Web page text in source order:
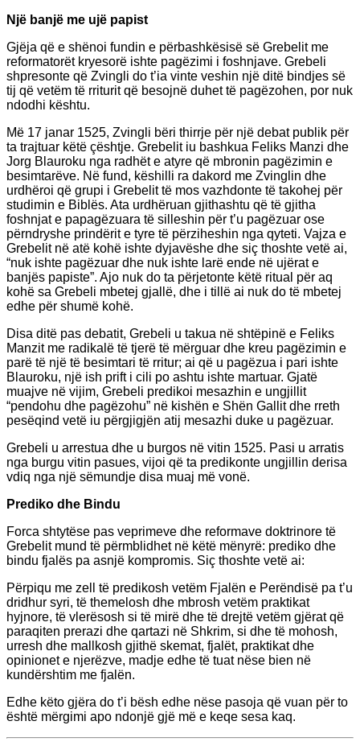
Një banjë me ujë papist
Gjëja që e shënoi fundin e përbashkësisë së Grebelit me
reformatorët kryesorë ishte pagëzimi i foshnjave. Grebeli
shpresonte që Zvingli do t’ia vinte veshin një ditë bindjes së
tij që vetëm të rriturit që besojnë duhet të pagëzohen, por nuk
ndodhi kështu.
Më 17 janar 1525, Zvingli bëri thirrje për një debat publik për
ta trajtuar këtë çështje. Grebelit iu bashkua Feliks Manzi dhe
Jorg Blauroku nga radhët e atyre që mbronin pagëzimin e
besimtarëve. Në fund, këshilli ra dakord me Zvinglin dhe
urdhëroi që grupi i Grebelit të mos vazhdonte të takohej për
studimin e Biblës. Ata urdhëruan gjithashtu që të gjitha
foshnjat e papagëzuara të silleshin për t’u pagëzuar ose
përndryshe prindërit e tyre të përziheshin nga qyteti. Vajza e
Grebelit në atë kohë ishte dyjavëshe dhe siç thoshte vetë ai,
“nuk ishte pagëzuar dhe nuk ishte larë ende në ujërat e
banjës papiste”. Ajo nuk do ta përjetonte këtë ritual për aq
kohë sa Grebeli mbetej gjallë, dhe i tillë ai nuk do të mbetej
edhe për shumë kohë.
Disa ditë pas debatit, Grebeli u takua në shtëpinë e Feliks
Manzit me radikalë të tjerë të mërguar dhe kreu pagëzimin e
parë të një të besimtari të rritur; ai që u pagëzua i pari ishte
Blauroku, një ish prift i cili po ashtu ishte martuar. Gjatë
muajve në vijim, Grebeli predikoi mesazhin e ungjillit
“pendohu dhe pagëzohu” në kishën e Shën Gallit dhe rreth
pesëqind vetë iu përgjigjën atij mesazhi duke u pagëzuar.
Grebeli u arrestua dhe u burgos në vitin 1525. Pasi u arratis
nga burgu vitin pasues, vijoi që ta predikonte ungjillin derisa
vdiq nga një sëmundje disa muaj më vonë.
Prediko dhe Bindu
Forca shtytëse pas veprimeve dhe reformave doktrinore të
Grebelit mund të përmblidhet në këtë mënyrë: prediko dhe
bindu fjalës pa asnjë kompromis. Siç thoshte vetë ai:
Përpiqu me zell të predikosh vetëm Fjalën e Perëndisë pa t’u
dridhur syri, të themelosh dhe mbrosh vetëm praktikat
hyjnore, të vlerësosh si të mirë dhe të drejtë vetëm gjërat që
paraqiten prerazi dhe qartazi në Shkrim, si dhe të mohosh,
urresh dhe mallkosh gjithë skemat, fjalët, praktikat dhe
opinionet e njerëzve, madje edhe të tuat nëse bien në
kundërshtim me fjalën.
Edhe këto gjëra do t’i bësh edhe nëse pasoja që vuan për to
është mërgimi apo ndonjë gjë më e keqe sesa kaq.